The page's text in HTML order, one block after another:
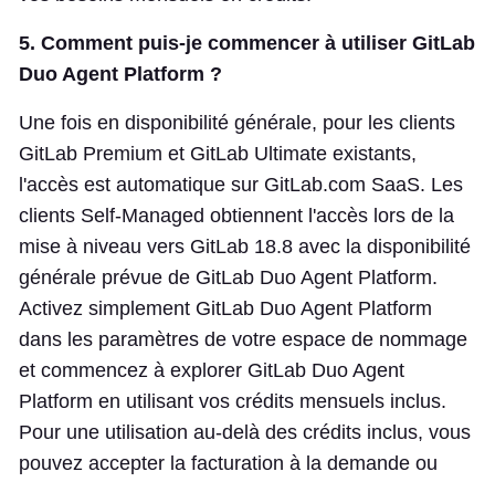
5. Comment puis-je commencer à utiliser GitLab
Duo Agent Platform ?
Une fois en disponibilité générale, pour les clients
GitLab Premium et GitLab Ultimate existants,
l'accès est automatique sur GitLab.com SaaS. Les
clients Self-Managed obtiennent l'accès lors de la
mise à niveau vers GitLab 18.8 avec la disponibilité
générale prévue de GitLab Duo Agent Platform.
Activez simplement GitLab Duo Agent Platform
dans les paramètres de votre espace de nommage
et commencez à explorer GitLab Duo Agent
Platform en utilisant vos crédits mensuels inclus.
Pour une utilisation au-delà des crédits inclus, vous
pouvez accepter la facturation à la demande ou